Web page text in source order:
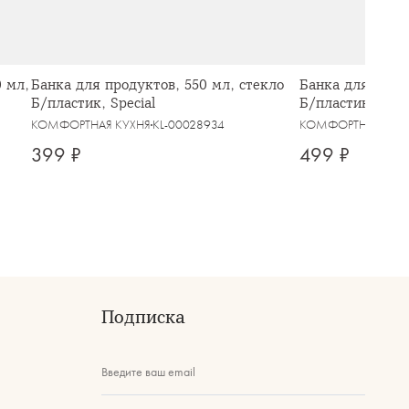
мл,Банка для продуктов, 550 мл, стекло
Б/пластик, Special
КОМФОРТНАЯ КУХНЯ KL-00028934
399 ₽
Банка для
Б/пластик,
КОМФОРТНАЯ
499 ₽
Подписка
Введите ваш email